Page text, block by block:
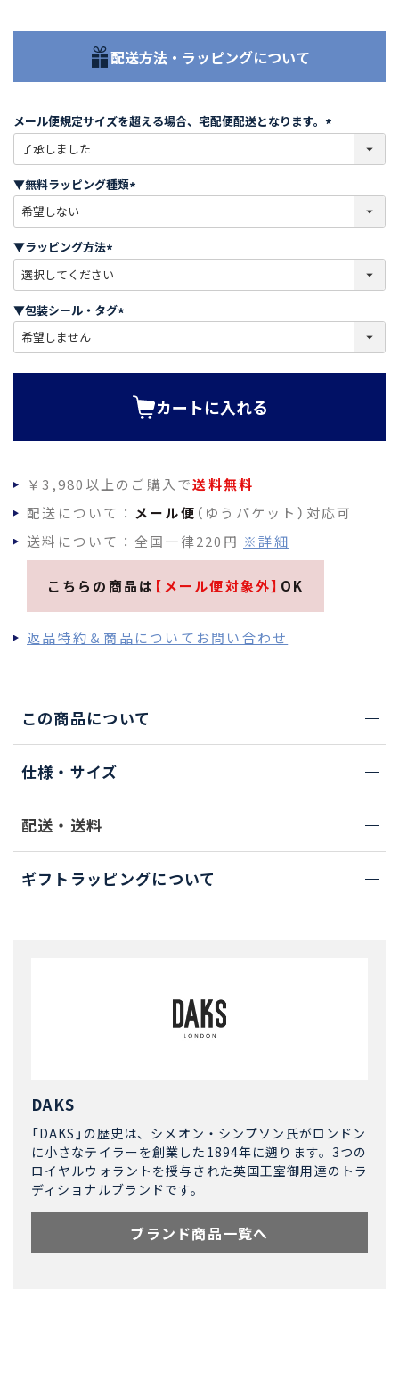
配送方法・ラッピングについて
メール便規定サイズを超える場合、宅配便配送となります。
必
)
▼無料ラッピング種類
必
)
▼ラッピング方法
必
須
)
▼包装シール・タグ
必
カートに入れる
￥3,980以上のご購入で送料無料
配送について： メール便 （ゆうパケット）対応可
送料について：全国一律220円 ※詳細
こちらの商品は 【メール便対象外】 OK
返品特約＆商品についてお問い合わせ
この商品について
仕様・サイズ
配送・送料
ギフトラッピングについて
DAKS
「DAKS」の歴史は、シメオン・シンプソン氏がロンドン
に小さなテイラーを創業した1894年に遡ります。3つの
ロイヤルウォラントを授与された英国王室御用達のトラ
ディショナルブランドです。
ブランド商品一覧へ